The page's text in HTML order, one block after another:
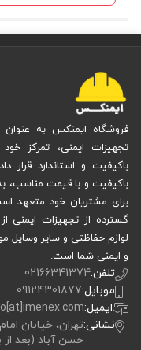
فروشگاه ایمنکس به عنوان
تجهیزات ایمنی، تمرکز
باکیفیت و استاندارد قرار
باکیفیت و با قیمت مناسب،
برای مشتریان خود متعهد
گسترده از تجهیزات ایمنی
لوازم حفاظتی و سایر وسایل
و ایمنی شما است.
تلفن:02166341374
موبایل:09124301877
ایمیل:
نشانی:تهران، خیابان
حسن آباد (بعد